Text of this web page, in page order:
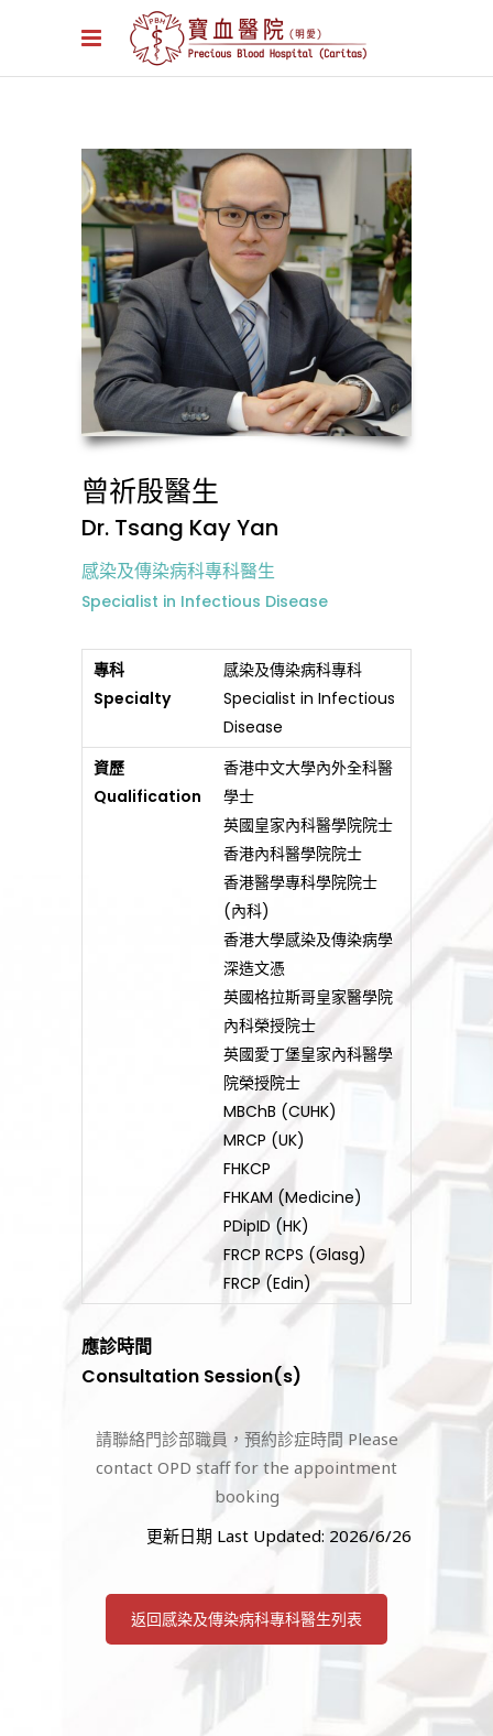
曾祈殷醫生
Dr. Tsang Kay Yan
感染及傳染病科專科醫生
Specialist in Infectious Disease
專科
Specialty
感染及傳染病科專科
Specialist in Infectious
Disease
資歷
Qualification
香港中文大學內外全科醫
學士
英國皇家內科醫學院院士
香港內科醫學院院士
香港醫學專科學院院士
(內科)
香港大學感染及傳染病學
深造文憑
英國格拉斯哥皇家醫學院
內科榮授院士
英國愛丁堡皇家內科醫學
院榮授院士
MBChB (CUHK)
MRCP (UK)
FHKCP
FHKAM (Medicine)
PDipID (HK)
FRCP RCPS (Glasg)
FRCP (Edin)
應診時間
Consultation Session(s)
請聯絡門診部職員，預約診症時間 Please
contact OPD staff for the appointment
booking
更新日期 Last Updated: 2026/6/26
返回感染及傳染病科專科醫生列表